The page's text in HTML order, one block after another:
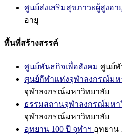
ศูนย์ส่งเสริมสุขภาวะผู้สูงอา
อายุ
พื้นที่สร้างสรรค์
ศูนย์พันธกิจเพื่อสังคม ศูนย์พั
ศูนย์กีฬาแห่งจุฬาลงกรณ์มห
จุฬาลงกรณ์มหาวิทยาลัย
ธรรมสถานจุฬาลงกรณ์มหา
จุฬาลงกรณ์มหาวิทยาลัย
อุทยาน 100 ปี จุฬาฯ อุทยาน